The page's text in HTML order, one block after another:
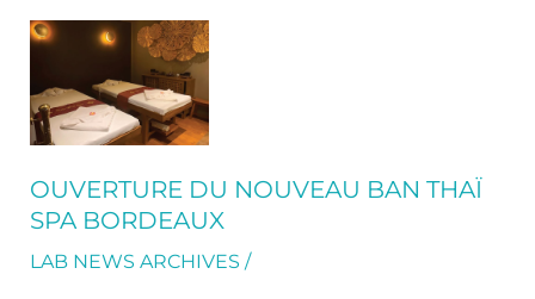
OUVERTURE DU NOUVEAU BAN THAÏ
SPA BORDEAUX
LAB NEWS ARCHIVES /
Ouverture
nouveau
Ban
Thaï
SPA
Bordeaux